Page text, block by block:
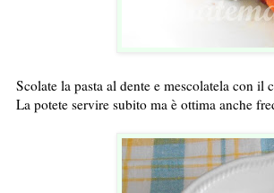
Scolate la pasta al dente e mescolatela con il
La potete servire subito ma è ottima anche